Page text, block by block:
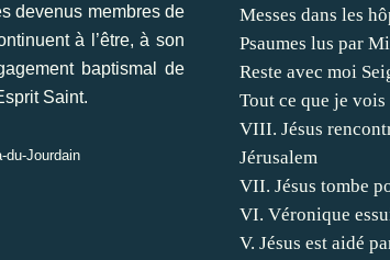
devenus membres de
à l’être, à son
baptismal de
Saint.
du-Jourdain
Messes dans les
Psaumes lus par
Reste avec moi
Tout ce que je vois
VIII. Jésus
Jérusalem
VII. Jésus tombe
VI. Véronique
V. Jésus est aidé